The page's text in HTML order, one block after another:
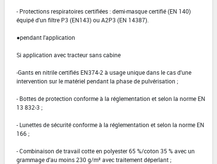
- Protections respiratoires certifiées : demi-masque certifié (EN 140)
équipé d'un filtre P3 (EN143) ou A2P3 (EN 14387).
●pendant l'application
Si application avec tracteur sans cabine
-Gants en nitrile certifiés EN374-2 à usage unique dans le cas d'une
intervention sur le matériel pendant la phase de pulvérisation ;
- Bottes de protection conforme à la réglementation et selon la norme EN
13 832-3 ;
- Lunettes de sécurité conforme à la réglementation et selon la norme EN
166 ;
- Combinaison de travail cotte en polyester 65 %/coton 35 % avec un
grammage d'au moins 230 g/m² avec traitement déperlant ;